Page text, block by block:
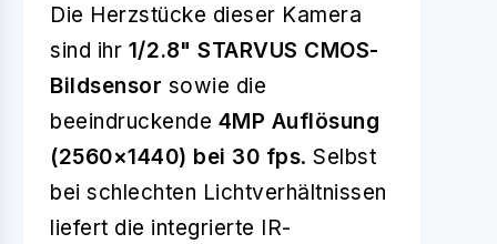
Die Herzstücke dieser Kamera
sind ihr 1/2.8" STARVUS CMOS-
Bildsensor sowie die
beeindruckende 4MP Auflösung
(2560×1440) bei 30 fps. Selbst
bei schlechten Lichtverhältnissen
liefert die integrierte IR-